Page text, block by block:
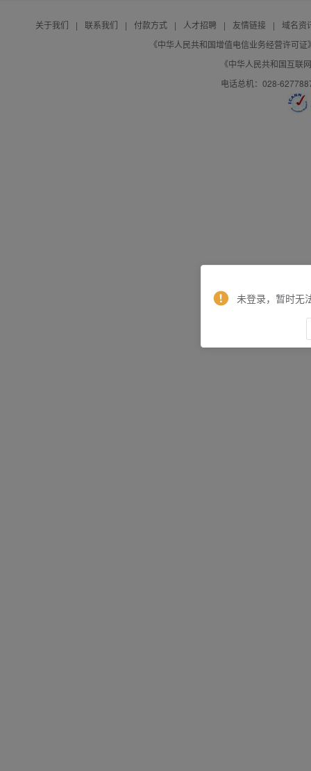
关于我们 | 联系我们 | 付款方式 | 人才招聘 | 友情链接 |
域名资
《中华人民共和国增值电信业务经营许可
《中华人民共和国互联
电话总机：028-
未登录，暂时无